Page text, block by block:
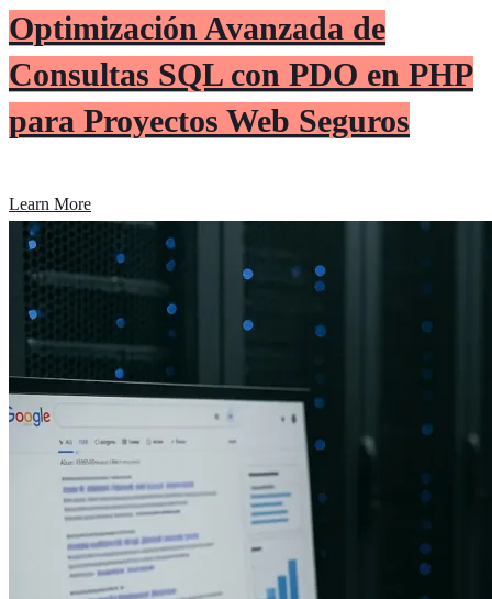
Optimización Avanzada de
Consultas SQL con PDO en PHP
para Proyectos Web Seguros
Learn More